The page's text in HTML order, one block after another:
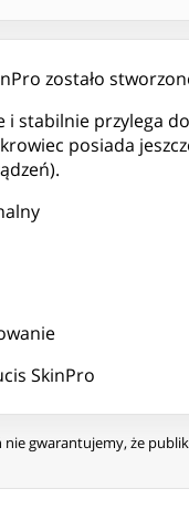
zostało
stabilnie przylega
posiada
SkinPro
nie gwarantujemy, że